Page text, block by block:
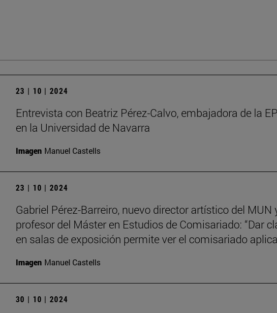
23 | 10 | 2024
Entrevista con Beatriz Pérez-Calvo, embajadora de la
en la Universidad de Navarra
Imagen Manuel Castells
23 | 10 | 2024
Gabriel Pérez-Barreiro, nuevo director artístico del MUN
profesor del Máster en Estudios de Comisariado: “Dar
en salas de exposición permite ver el comisariado
Imagen Manuel Castells
30 | 10 | 2024